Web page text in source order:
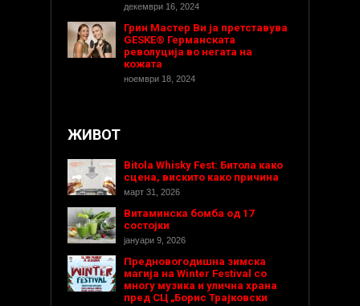
декември 16, 2024
Грин Мастер Ви ја претставува
GESKE® Германската
револуција во негата на
кожата
ноември 18, 2024
ЖИВОТ
Bitola Whisky Fest: Битола како
сцена, вискито како причина
март 31, 2026
Витаминска бомба од 17
состојки
јануари 9, 2026
Предновогодишнa зимска
магија на Winter Festival со
многу музика и улична храна
пред СЦ „Борис Трајковски